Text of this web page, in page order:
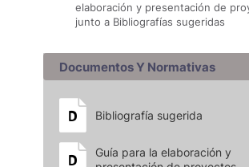
elaboración y presentación de
junto a Bibliografías sugeridas
Documentos Y Normativas
Bibliografía sugerida
Guía para la elaboración y